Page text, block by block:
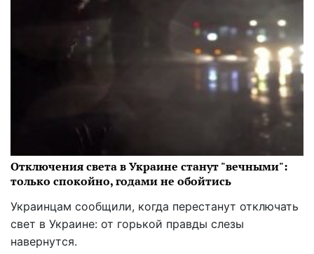
Отключения света в Украине станут "вечными":
только спокойно, годами не обойтись
Украинцам сообщили, когда перестанут отключать
свет в Украине: от горькой правды слезы
навернутся.